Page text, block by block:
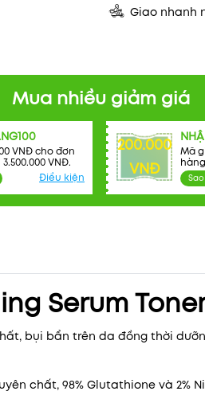
Giao nhanh
Mua nhiều giảm giá
VNĐ cho đơn
VNĐ.
Điều kiện
200.000
VNĐ
Mã
Serum
bụi bẩn trên da đồng thời
chất, 98% Glutathione và 2%